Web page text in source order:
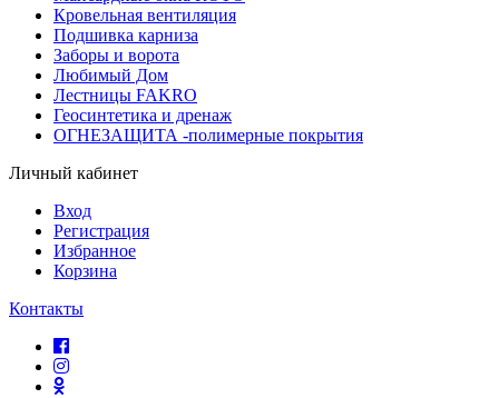
Кровельная вентиляция
Подшивка карниза
Заборы и ворота
Любимый Дом
Лестницы FAKRO
Геосинтетика и дренаж
ОГНЕЗАЩИТА -полимерные покрытия
Личный кабинет
Вход
Регистрация
Избранное
Корзина
Контакты